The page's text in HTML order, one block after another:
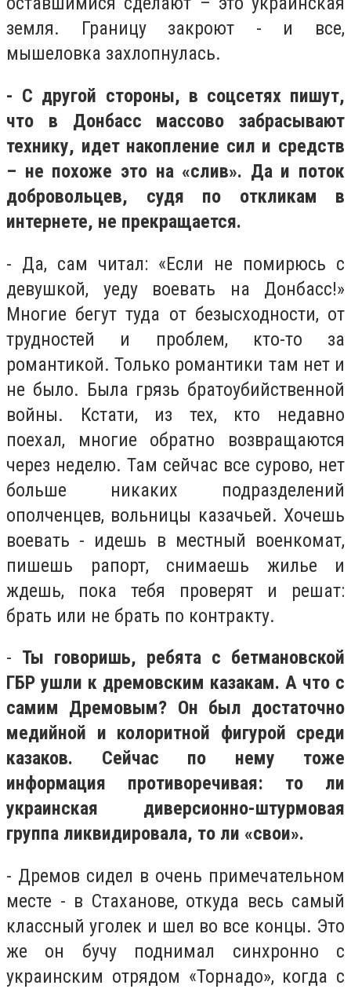
земля. Границу закроют - и все,
мышеловка захлопнулась.
- С другой стороны, в соцсетях пишут,
что в Донбасс массово забрасывают
технику, идет накопление сил и средств
– не похоже это на «слив». Да и поток
добровольцев, судя по откликам в
интернете, не прекращается.
- Да, сам читал: «Если не помирюсь с
девушкой, уеду воевать на Донбасс!»
Многие бегут туда от безысходности, от
трудностей и проблем, кто-то за
романтикой. Только романтики там нет и
не было. Была грязь братоубийственной
войны. Кстати, из тех, кто недавно
поехал, многие обратно возвращаются
через неделю. Там сейчас все сурово, нет
больше никаких подразделений
ополченцев, вольницы казачьей. Хочешь
воевать - идешь в местный военкомат,
пишешь рапорт, снимаешь жилье и
ждешь, пока тебя проверят и решат:
брать или не брать по контракту.
- Ты говоришь, ребята с бетмановской
ГБР ушли к дремовским казакам. А что с
самим Дремовым? Он был достаточно
медийной и колоритной фигурой среди
казаков. Сейчас по нему тоже
информация противоречивая: то ли
украинская диверсионно-штурмовая
группа ликвидировала, то ли «свои».
- Дремов сидел в очень примечательном
месте - в Стаханове, откуда весь самый
классный уголек и шел во все концы. Это
же он бучу поднимал синхронно с
украинским отрядом «Торнадо», когда с